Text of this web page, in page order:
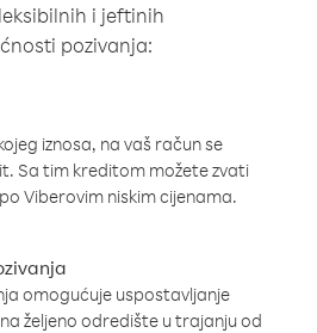
i jeftinih
pozivanja:
iznosa, na vaš račun se
Sa tim kreditom možete zvati
Viberovim niskim cijenama.
omogućuje uspostavljanje
željeno odredište u trajanju od